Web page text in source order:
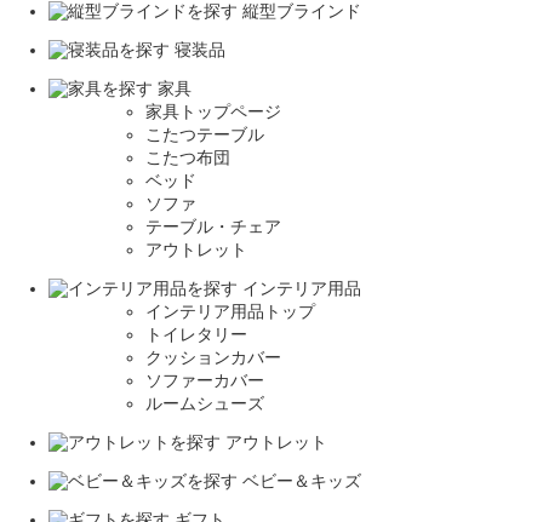
縦型ブラインド
寝装品
家具
家具トップページ
こたつテーブル
こたつ布団
ベッド
ソファ
テーブル・チェア
アウトレット
インテリア用品
インテリア用品トップ
トイレタリー
クッションカバー
ソファーカバー
ルームシューズ
アウトレット
ベビー＆キッズ